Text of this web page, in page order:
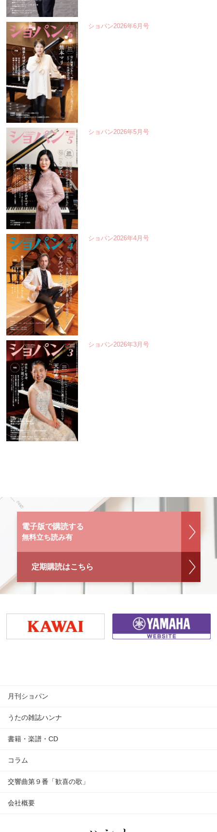
ショパン2026年6月号
ショパン2026年5月号
ショパン2026年4月号
ショパン2026年3月号
電子版で購読する
無料立ち読み有
定期購読はこちら
月刊ショパン
うたの雑誌ハンナ
書籍・楽譜・CD
コラム
交響曲第９番「歓喜の歌」
会社概要